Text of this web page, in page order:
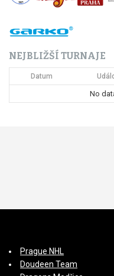
NEJBLIŽŠÍ TURNAJE
Datum
No
Prague NHL
Doudeen Team